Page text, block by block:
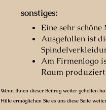
sonstiges:
Eine sehr
Ausgefallen ist
Am Firmenlogo
Raum
Wenn Ihnen dieser Beitrag weiter geholfen
Hilfe ermöglichen Sie es uns diese Seite